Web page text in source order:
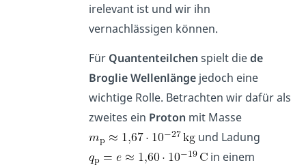
irelevant ist und wir ihn
vernachlässigen können.
Für Quantenteilchen spielt diede
Broglie Wellenlänge jedoch eine
wichtige Rolle. Betrachten wir dafür als
zweites ein Proton mit Masse
und Ladung
in einem